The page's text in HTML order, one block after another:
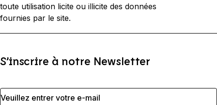
toute utilisation licite ou illicite des données
fournies par le site.
S’inscrire à notre Newsletter
Veuillez entrer votre e-mail